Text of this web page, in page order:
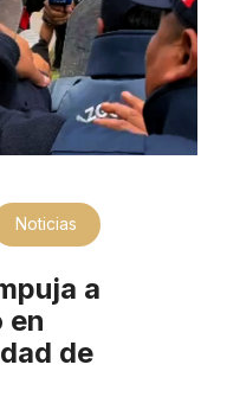
Noticias
a
en
de